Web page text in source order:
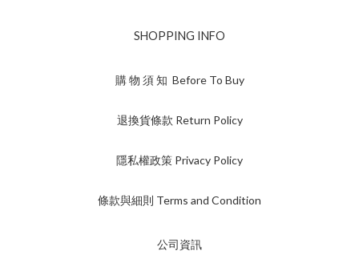
SHOPPING INFO
購 物 須 知 Before To Buy
退換貨條款 Return Policy
隱私權政策 Privacy Policy
條款與細則 Terms and Condition
公司資訊